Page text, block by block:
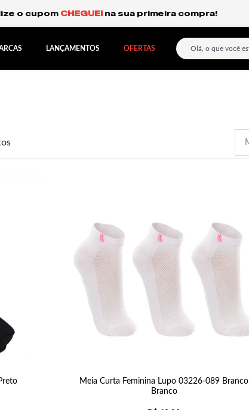
Grátis Expresso para o Sul e São Paulo.
LANÇAMENTOS OFERTAS
Meia Curta Feminina Lupo 03226-089 Branco
Branco